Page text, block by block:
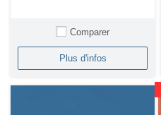
Comparer
Plus d'infos